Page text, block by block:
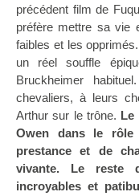
précédent film de
préfère mettre sa vie
faibles et les
un réel souffle
Bruckheimer
chevaliers, à leurs
Arthur sur le trône. Le
Owen dans le
prestance et de
vivante. Le reste
incroyables et